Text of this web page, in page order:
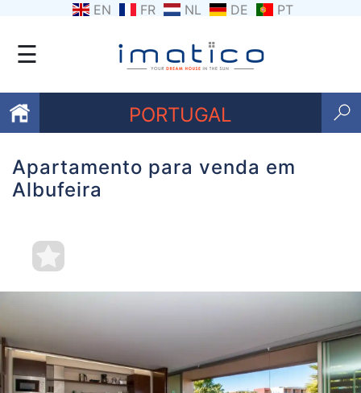
EN FR NL DE PT
☰
PORTUGAL
Favoritos
Contacte-
nos
Termos
e
Condições
Apartamento para venda em
Albufeira